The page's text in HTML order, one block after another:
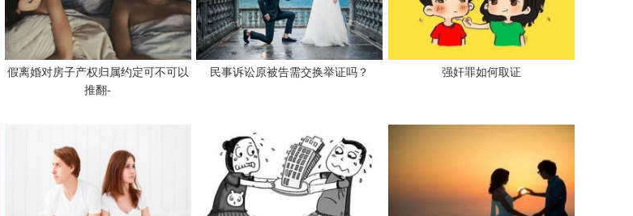
假离婚对房子产权归属约定可不可以
推翻-
民事诉讼原被告需交换举证吗？ 强奸罪如何取证